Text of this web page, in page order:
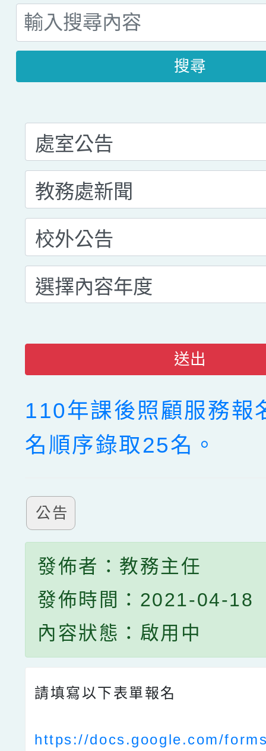
搜尋
送出
110年課後照顧服務報
名順序錄取25名。
公告
發佈者：教務主任
發佈時間：2021-04-18
內容狀態：啟用中
請填寫以下表單報名
https://docs.google.com/